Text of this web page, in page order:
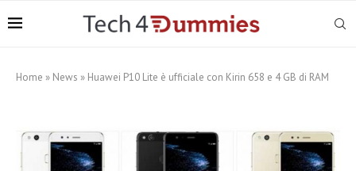
Home » News » Huawei P10 Lite è ufficiale con Kirin 658 e 4 GB di RAM